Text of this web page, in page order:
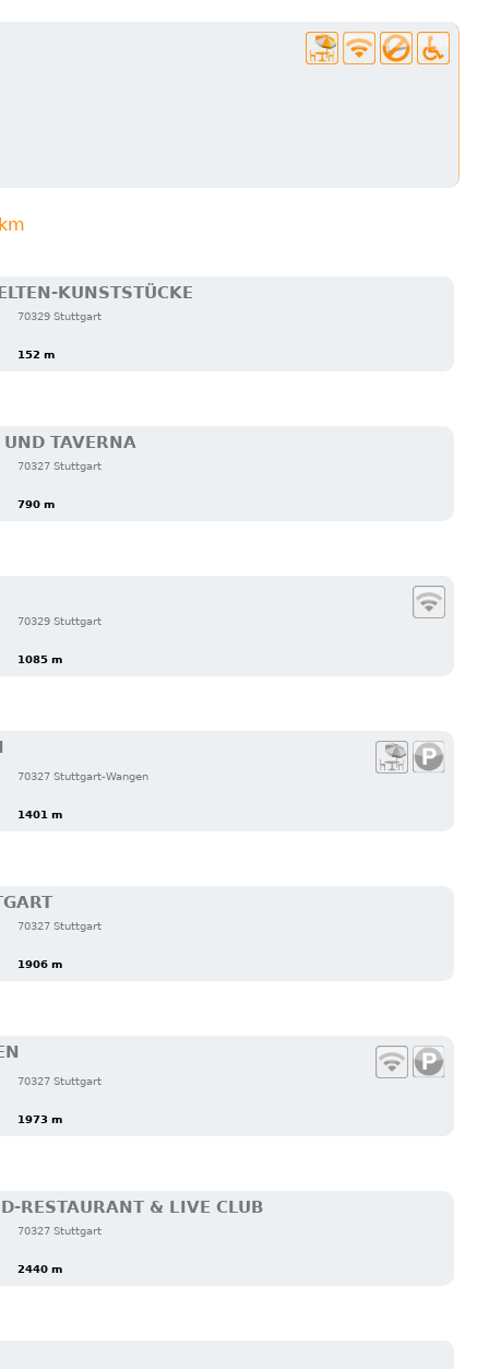
KUNSTSTÜCKE
70329 Stuttgart
152 m
TAVERNA
70327 Stuttgart
790 m
70329 Stuttgart
1085 m
70327 Stuttgart-Wangen
1401 m
70327 Stuttgart
1906 m
70327 Stuttgart
1973 m
RESTAURANT & LIVE CLUB
70327 Stuttgart
2440 m